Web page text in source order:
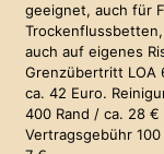
geeignet, auch für
auch auf eigenes
Grenzübertritt LOA
ca. 42 Euro.
400 Rand / ca. 28 €
Vertragsgebühr 100